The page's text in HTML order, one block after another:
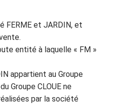
FERME et JARDIN, et
entité à laquelle « FM »
appartient au Groupe
Groupe CLOUE ne
par la société